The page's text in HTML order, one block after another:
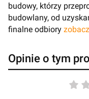
budowy, którzy
budowlany, od
finalne odbiory
Opinie o tym